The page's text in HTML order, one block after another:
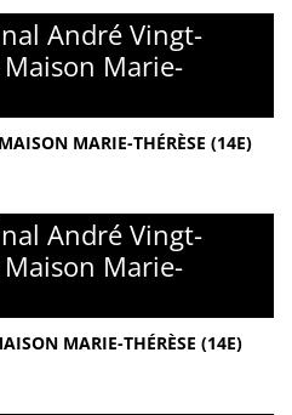
André Vingt-
Marie-
MARIE-THÉRÈSE (14E)
André Vingt-
Marie-
MARIE-THÉRÈSE (14E)